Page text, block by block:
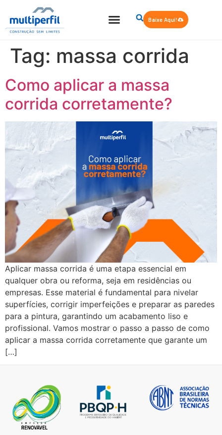
Baixe Aqui!
Tag: massa corrida
Como aplicar a massa
corrida corretamente?
Aplicar massa corrida é uma etapa essencial em
qualquer obra ou reforma, seja em residências ou
empresas. Esse material é fundamental para nivelar
superfícies, corrigir imperfeições e preparar as paredes
para a pintura, garantindo um acabamento liso e
profissional. Vamos mostrar o passo a passo de como
aplicar a massa corrida corretamente que garante um
[…]